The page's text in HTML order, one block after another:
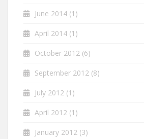
June 2014 (1)
April 2014 (1)
October 2012 (6)
September 2012 (8)
July 2012 (1)
April 2012 (1)
January 2012 (3)